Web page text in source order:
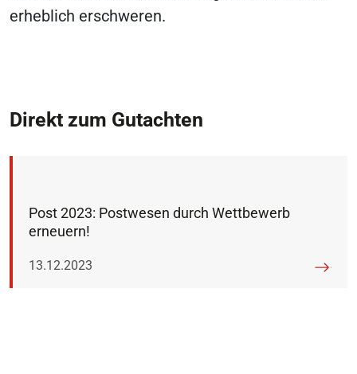
erheblich erschweren.
Direkt zum Gutachten
Post 2023: Postwesen durch Wettbewerb
erneuern!
Veröffentlicht am:
13.12.2023